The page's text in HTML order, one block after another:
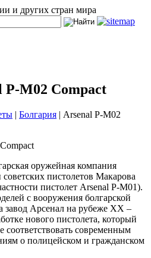
P-M02 Compact
| Болгария | Arsenal P-M02
оружейная компания
пистолетов Макарова
пистолет Arsenal P-M01).
с вооружения болгарской
завод Арсенал на рубеже XX –
нового пистолета, который
современным
о полицейском и гражданском